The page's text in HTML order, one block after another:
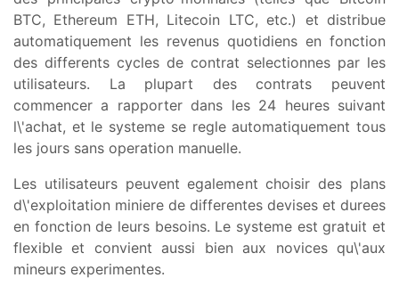
BTC, Ethereum ETH, Litecoin LTC, etc.) et distribue
automatiquement les revenus quotidiens en fonction
des differents cycles de contrat selectionnes par les
utilisateurs. La plupart des contrats peuvent
commencer a rapporter dans les 24 heures suivant
l\'achat, et le systeme se regle automatiquement tous
les jours sans operation manuelle.
Les utilisateurs peuvent egalement choisir des plans
d\'exploitation miniere de differentes devises et durees
en fonction de leurs besoins. Le systeme est gratuit et
flexible et convient aussi bien aux novices qu\'aux
mineurs experimentes.